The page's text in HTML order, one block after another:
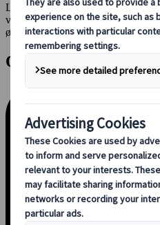
Lad os sammensætte din rejseplan
via et onlinemøde med en
ønsker ved hjælp af vores
Onlinemøde